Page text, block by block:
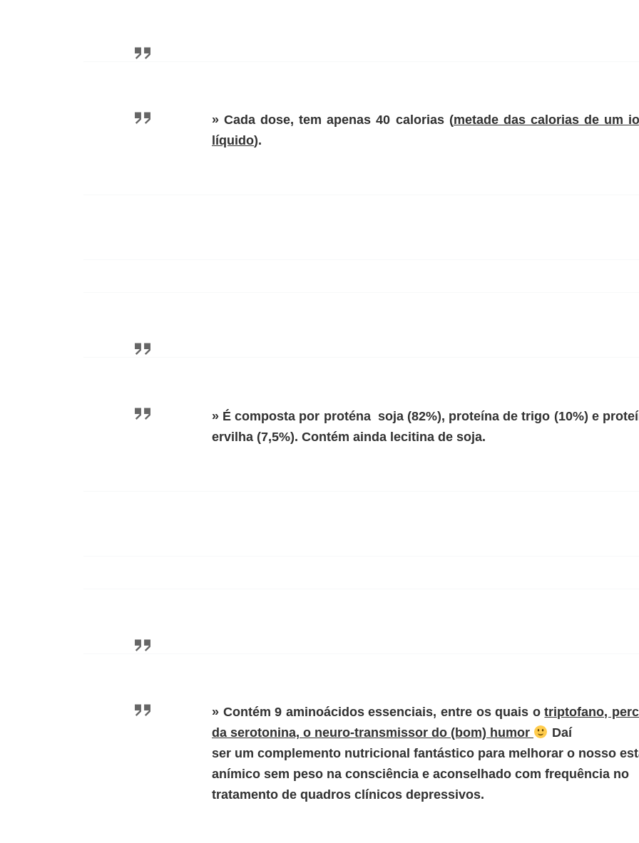
» Cada dose, tem apenas40 calorias(metade das calorias de um
líquido).
» É composta por proténa soja (82%), proteína de trigo (10%) e
ervilha (7,5%). Contém ainda lecitina de soja.
» Contém 9 aminoácidos essenciais, entre os quais otriptofano,
da serotonina, o neuro-transmissor do (bom) humor
Daí
ser um complemento nutricional fantástico para melhorar o nosso
anímico sem peso na consciência e aconselhado com frequência no
tratamento de quadros clínicos depressivos.